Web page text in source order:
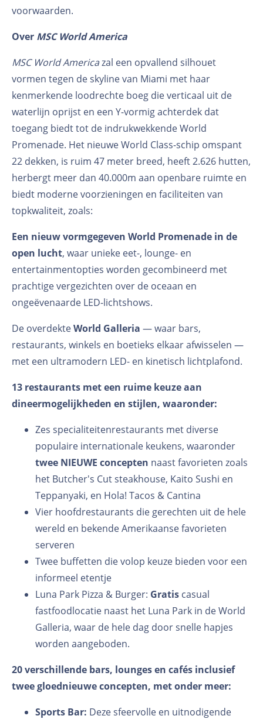
voorwaarden.
Over MSC World America
MSC World Americazal een opvallend silhouet
vormen tegen de skyline van Miami met haar
kenmerkende loodrechte boeg die verticaal uit de
waterlijn oprijst en een Y-vormig achterdek dat
toegang biedt tot de indrukwekkende World
Promenade. Het nieuwe World Class-schip omspant
22 dekken, is ruim 47 meter breed, heeft 2.626 hutten,
herbergt meer dan 40.000m aan openbare ruimte en
biedt moderne voorzieningen en faciliteiten van
topkwaliteit, zoals:
Een nieuw vormgegeven World Promenade in de
open lucht, waar unieke eet-, lounge- en
entertainmentopties worden gecombineerd met
prachtige vergezichten over de oceaan en
ongeëvenaarde LED-lichtshows.
De overdekteWorld Galleria — waar bars,
restaurants, winkels en boetieks elkaar afwisselen —
met een ultramodern LED- en kinetisch lichtplafond.
13 restaurants met een ruime keuze aan
dineermogelijkheden en stijlen, waaronder:
Zes specialiteitenrestaurants met diverse
populaire internationale keukens, waaronder
twee NIEUWE concepten naast favorieten zoals
het Butcher's Cut steakhouse, Kaito Sushi en
Teppanyaki, en Hola! Tacos & Cantina
Vier hoofdrestaurants die gerechten uit de hele
wereld en bekende Amerikaanse favorieten
serveren
Twee buffetten die volop keuze bieden voor een
informeel etentje
Luna Park Pizza & Burger: Gratis casual
fastfoodlocatie naast het Luna Park in de World
Galleria, waar de hele dag door snelle hapjes
worden aangeboden.
20 verschillende bars, lounges en cafés inclusief
twee gloednieuwe concepten, met onder meer:
Sports Bar: Deze sfeervolle en uitnodigende